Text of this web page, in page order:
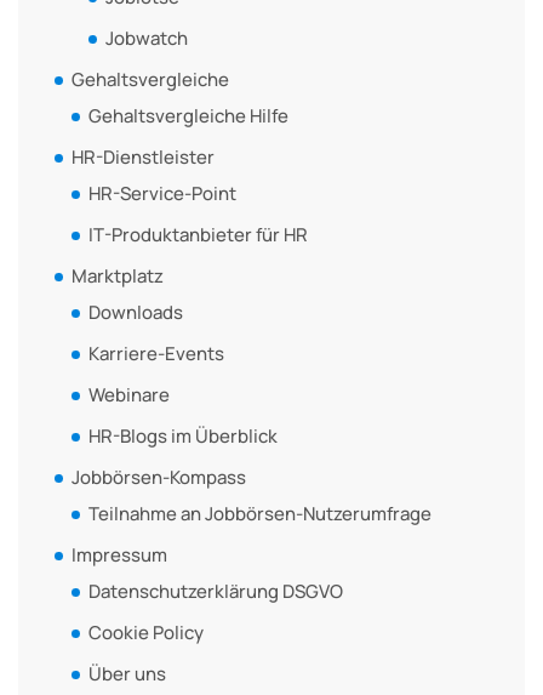
Jobwatch
Gehaltsvergleiche
Gehaltsvergleiche Hilfe
HR-Dienstleister
HR-Service-Point
IT-Produktanbieter für HR
Marktplatz
Downloads
Karriere-Events
Webinare
HR-Blogs im Überblick
Jobbörsen-Kompass
Teilnahme an Jobbörsen-Nutzerumfrage
Impressum
Datenschutzerklärung DSGVO
Cookie Policy
Über uns